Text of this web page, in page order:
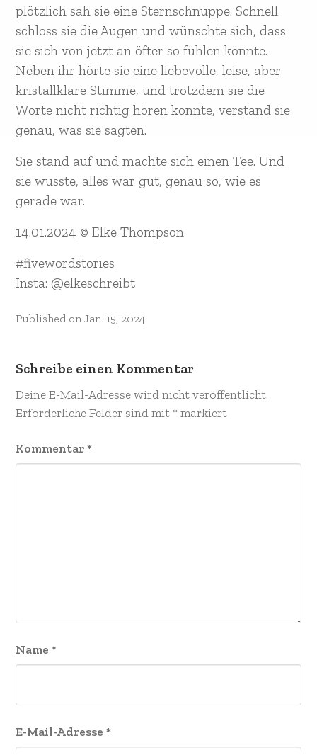
plötzlich sah sie eine Sternschnuppe. Schnell
schloss sie die Augen und wünschte sich, dass
sie sich von jetzt an öfter so fühlen könnte.
Neben ihr hörte sie eine liebevolle, leise, aber
kristallklare Stimme, und trotzdem sie die
Worte nicht richtig hören konnte, verstand sie
genau, was sie sagten.
Sie stand auf und machte sich einen Tee. Und
sie wusste, alles war gut, genau so, wie es
gerade war.
14.01.2024 © Elke Thompson
#fivewordstories
Insta: @elkeschreibt
Published onJan. 15, 2024
Schreibe einen Kommentar
Deine E-Mail-Adresse wird nicht veröffentlicht.
Erforderliche Felder sind mit* markiert
Kommentar*
Name *
E-Mail-Adresse *